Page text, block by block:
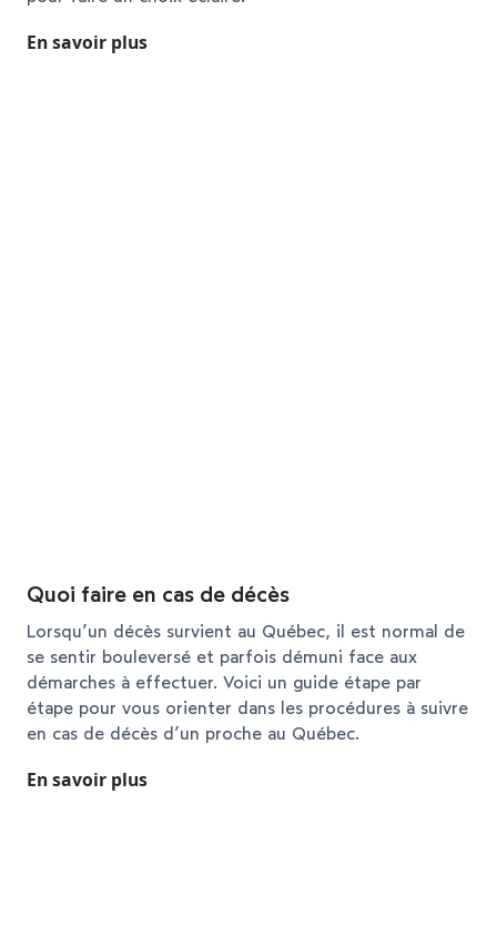
En savoir plus
Quoi faire en cas de décès
Lorsqu’un décès survient au Québec, il est normal de
se sentir bouleversé et parfois démuni face aux
démarches à effectuer. Voici un guide étape par
étape pour vous orienter dans les procédures à suivre
en cas de décès d’un proche au Québec.
En savoir plus